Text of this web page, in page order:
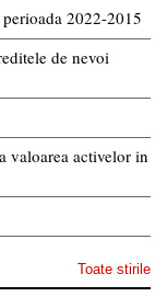
2022-2015
de nevoi
valoarea activelor in
Toate stirile